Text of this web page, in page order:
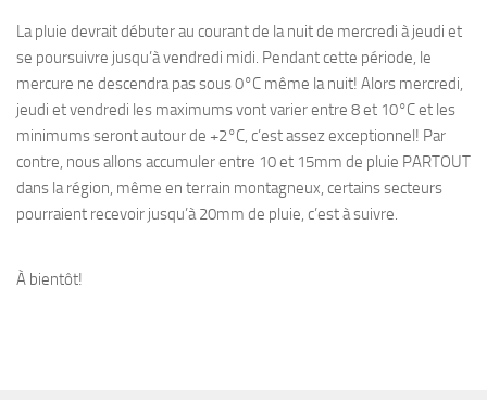
La pluie devrait débuter au courant de la nuit de mercredi à jeudi et
se poursuivre jusqu’à vendredi midi. Pendant cette période, le
mercure ne descendra pas sous 0°C même la nuit! Alors mercredi,
jeudi et vendredi les maximums vont varier entre 8 et 10°C et les
minimums seront autour de +2°C, c’est assez exceptionnel! Par
contre, nous allons accumuler entre 10 et 15mm de pluie PARTOUT
dans la région, même en terrain montagneux, certains secteurs
pourraient recevoir jusqu’à 20mm de pluie, c’est à suivre.
À bientôt!